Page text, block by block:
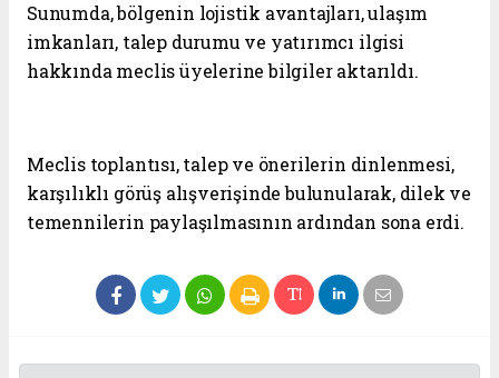
Sunumda, bölgenin lojistik avantajları, ulaşım
imkanları, talep durumu ve yatırımcı ilgisi
hakkında meclis üyelerine bilgiler aktarıldı.
Meclis toplantısı, talep ve önerilerin dinlenmesi,
karşılıklı görüş alışverişinde bulunularak, dilek ve
temennilerin paylaşılmasının ardından sona erdi.